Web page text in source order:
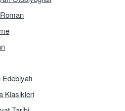
Klasikleri